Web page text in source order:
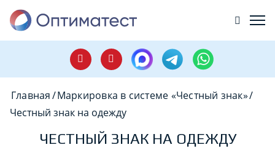
Главная/Маркировка в системе «Честный знак»/
Честный знак на одежду
ЧЕСТНЫЙ ЗНАК НА ОДЕЖДУ